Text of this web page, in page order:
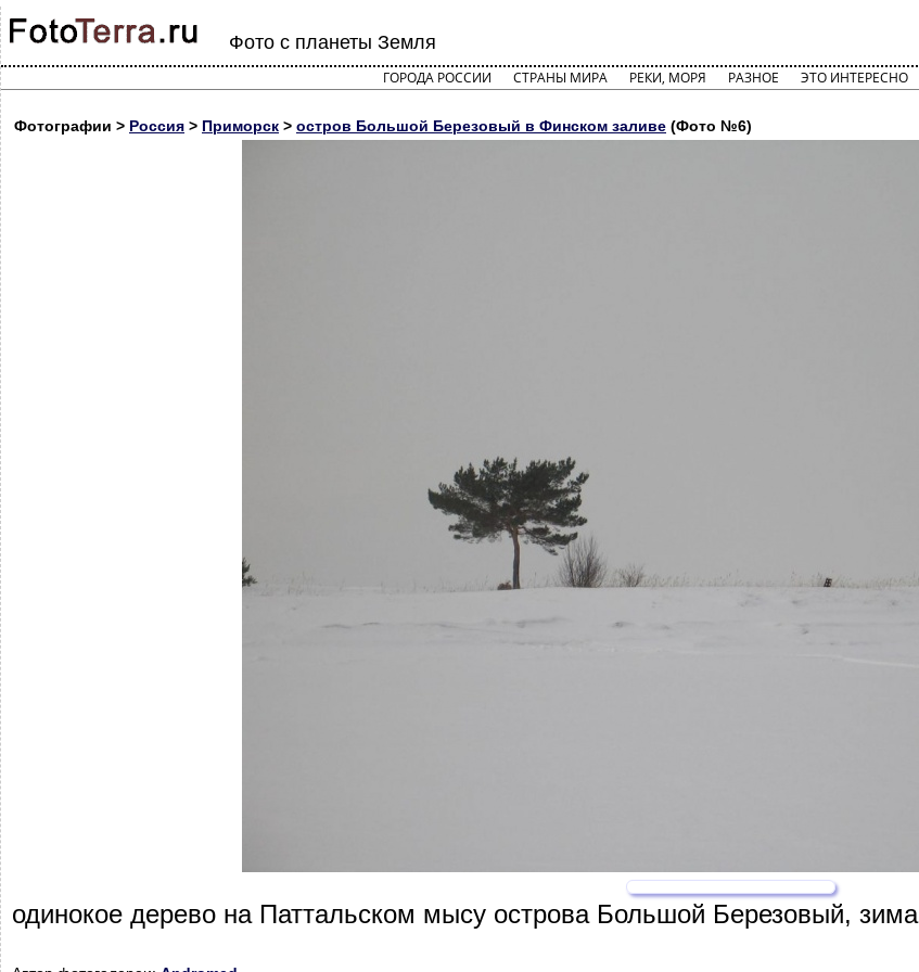
Фото с планеты Земля
ГОРОДА РОССИИ СТРАНЫ МИРА РЕКИ, МОРЯ РАЗНОЕ ЭТО ИНТЕРЕСНО
Фотографии > Россия > Приморск > остров Большой Березовый в Финском заливе (Фото №6)
одинокое дерево на Паттальском мысу острова Большой Березовый, зима